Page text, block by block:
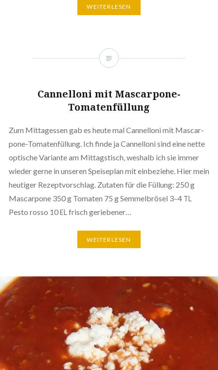
WEI­TER­LE­SEN
Can­nel­lo­ni mit Mascarpone-
Tomatenfüllung
Zum Mit­tag­essen gab es heute mal Can­nel­lo­ni mit Mas­­car­­
po­­ne-Toma­­ten­­fül­­lung. Ich finde ja Can­nel­lo­ni sind eine nette
optische Variante am Mit­tags­tisch, weshalb ich sie immer
wieder gerne in unseren Spei­se­plan mit ein­be­zie­he. Hier mein
heutiger Rezept­vor­schlag. Zutaten für die Füllung: 250 g
Mas­car­po­ne 350 g Tomaten 75 g Sem­mel­brö­sel 3–4 TL
Pesto rosso 10EL frisch geriebener…
WEI­TER­LE­SEN